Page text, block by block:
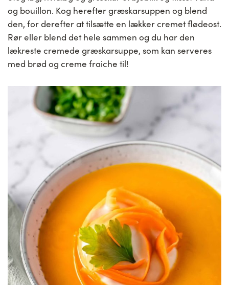
og bouillon. Kog herefter græskarsuppen og blend
den, for derefter at tilsætte en lækker cremet flødeost.
Rør eller blend det hele sammen og du har den
lækreste cremede græskarsuppe, som kan serveres
med brød og creme fraiche til!